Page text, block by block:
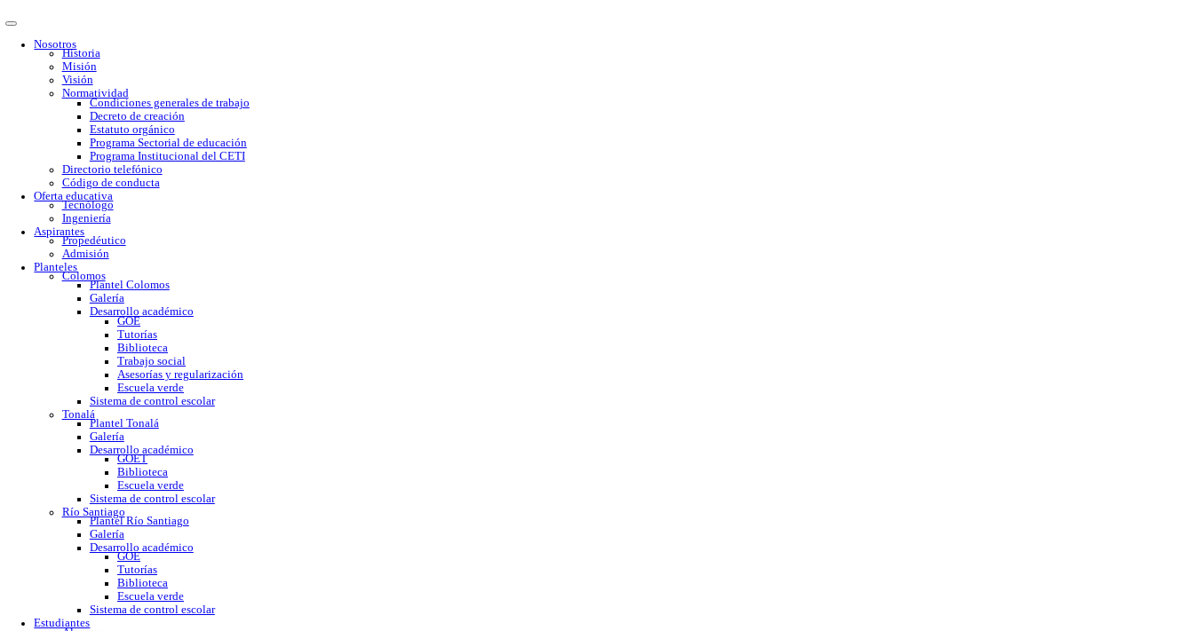
Nosotros
Historia
Misión
Visión
Normatividad
Condiciones generales de trabajo
Decreto de creación
Estatuto orgánico
Programa Sectorial de educación
Programa Institucional del CETI
Directorio telefónico
Código de conducta
Oferta educativa
Tecnólogo
Ingeniería
Aspirantes
Propedéutico
Admisión
Colomos
Plantel Colomos
Galería
Desarrollo académico
GOE
Tutorías
Trabajo social
Asesorías y regularización
Escuela verde
Sistema de control escolar
Tonalá
Plantel Tonalá
Galería
Desarrollo académico
GOET
Biblioteca
Escuela verde